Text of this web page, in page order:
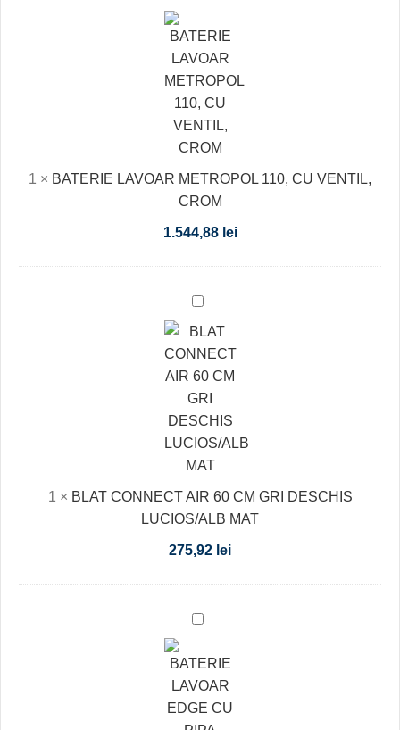
METROPOL
110,
CU
VENTIL,
CROM
1 × BATERIE LAVOAR METROPOL 110, CU VENTIL,
CROM
1.544,88 lei
BLAT
CONNECT
AIR
60
CM
GRI
DESCHIS
LUCIOS/ALB
1 × BLAT CONNECT AIR 60 CM GRI DESCHIS
LUCIOS/ALB MAT
275,92 lei
BATERIE
EDGE
CU
PIPA